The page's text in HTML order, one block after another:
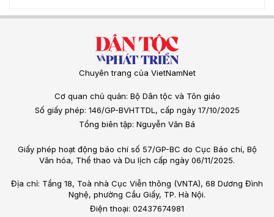
Chuyên trang của VietNamNet
Cơ quan chủ quản: Bộ Dân tộc và Tôn giáo
Số giấy phép: 146/GP-BVHTTDL, cấp ngày 17/10/2025
Tổng biên tập: Nguyễn Văn Bá
Giấy phép hoạt động báo chí số 57/GP-BC do Cục Báo chí, Bộ
Văn hóa, Thể thao và Du lịch cấp ngày 06/11/2025.
Địa chỉ: Tầng 18, Toà nhà Cục Viễn thông (VNTA), 68 Dương Đình
Nghệ, phường Cầu Giấy, TP. Hà Nội.
Điện thoại: 02437674981